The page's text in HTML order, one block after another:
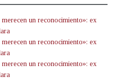
un reconocimiento»: ex
un reconocimiento»: ex
un reconocimiento»: ex